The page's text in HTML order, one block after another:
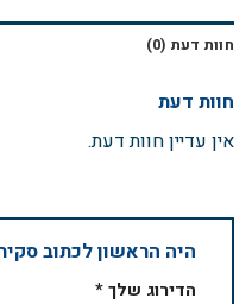
חוות דעת (0)
חוות דעת
אין עדיין חוות דעת.
היה הראשון לכתוב
הדירוג שלך*